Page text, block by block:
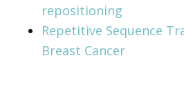
repositioning
Repetitive Sequence
Breast Cancer